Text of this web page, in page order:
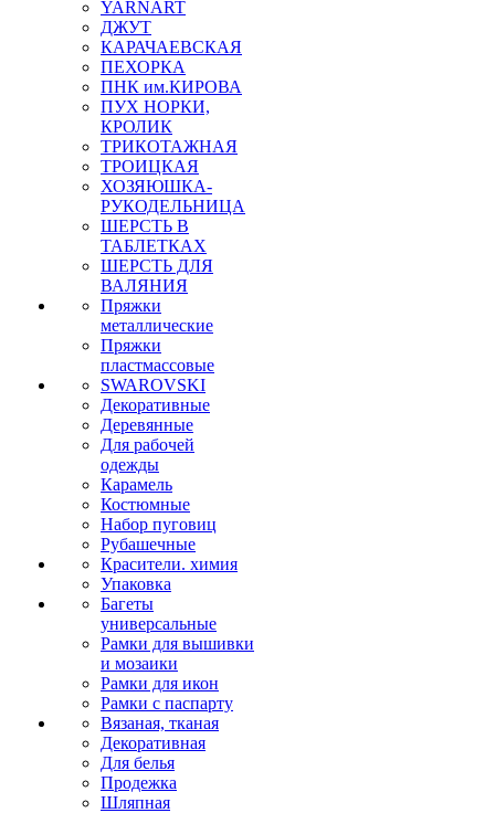
YARNART
ДЖУТ
КАРАЧАЕВСКАЯ
ПЕХОРКА
ПНК им.КИРОВА
ПУХ НОРКИ,
КРОЛИК
ТРИКОТАЖНАЯ
ТРОИЦКАЯ
ХОЗЯЮШКА-
РУКОДЕЛЬНИЦА
ШЕРСТЬ В
ТАБЛЕТКАХ
ШЕРСТЬ ДЛЯ
ВАЛЯНИЯ
Пряжки
металлические
Пряжки
пластмассовые
SWAROVSKI
Декоративные
Деревянные
Для рабочей
одежды
Карамель
Костюмные
Набор пуговиц
Рубашечные
Красители. химия
Упаковка
Багеты
универсальные
Рамки для вышивки
и мозаики
Рамки для икон
Рамки с паспарту
Вязаная, тканая
Декоративная
Для белья
Продежка
Шляпная